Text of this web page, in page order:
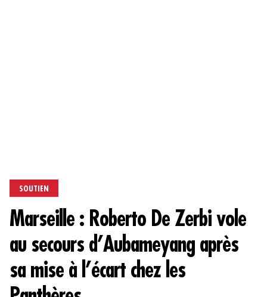
SOUTIEN
Marseille : Roberto De Zerbi vole
au secours d’Aubameyang après
sa mise à l’écart chez les